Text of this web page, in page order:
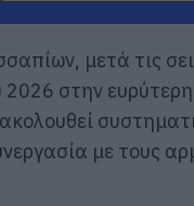
μετά τις
2026 στην
με τους